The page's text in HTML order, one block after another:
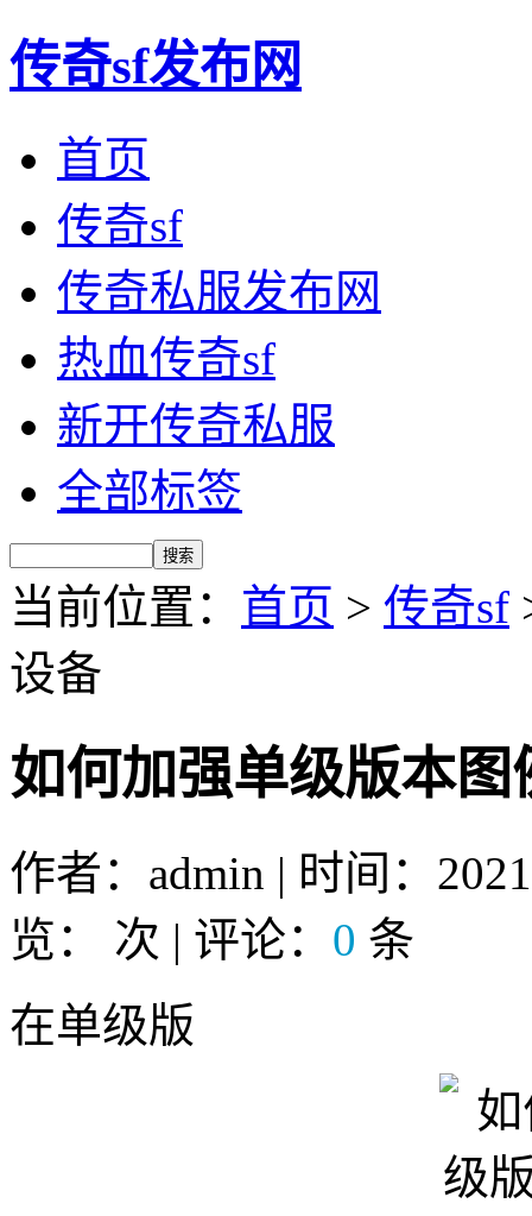
传奇sf发布网
首页
传奇sf
传奇私服发布网
热血传奇sf
新开传奇私服
全部标签
当前位置： 首页 > 传奇sf
设备
如何加强单级版本图
作者：admin | 时间：
览：
次 | 评论： 0 条
在单级版